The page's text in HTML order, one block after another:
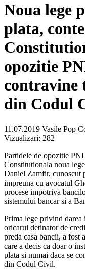
Noua lege
plata,
opozitie
contravine
din Codul
11.07.2019 Vasile Pop
Vizualizari: 282
Partidele de opozitie
Constitutionala noua
Daniel Zamfir, cunoscut
impreuna cu avocatul
procese impotriva
sistemului bancar si a
Prima lege privind darea
oricarui detinator de
preda casa bancii, a fost
care a decis ca doar o
plata si numai daca se
din Codul Civil.